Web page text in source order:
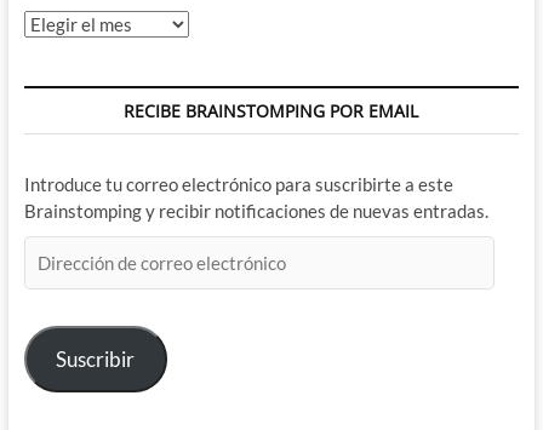
Archivos
RECIBE BRAINSTOMPING POR EMAIL
Introduce tu correo electrónico para suscribirte a este
Brainstomping y recibir notificaciones de nuevas entradas.
de
electrónico
Suscribir